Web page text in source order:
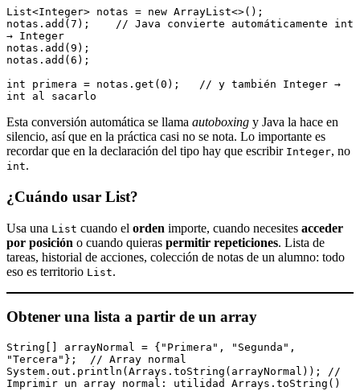
List<Integer> notas = new ArrayList<>();
notas.add(7);    // Java convierte automáticamente int
→ Integer
notas.add(9);
notas.add(6);
int primera = notas.get(0);   // y también Integer →
int al sacarlo
Esta conversión automática se llama autoboxing y Java la hace en
silencio, así que en la práctica casi no se nota. Lo importante es
recordar que en la declaración del tipo hay que escribir Integer, no
int.
¿Cuándo usar List?
Usa una List cuando el orden importe, cuando necesites acceder
por posición o cuando quieras permitir repeticiones. Lista de
tareas, historial de acciones, colección de notas de un alumno: todo
eso es territorio List.
Obtener una lista a partir de un array
String[] arrayNormal = {"Primera", "Segunda",
"Tercera"};  // Array normal
System.out.println(Arrays.toString(arrayNormal)); //
Imprimir un array normal: utilidad Arrays.toString()